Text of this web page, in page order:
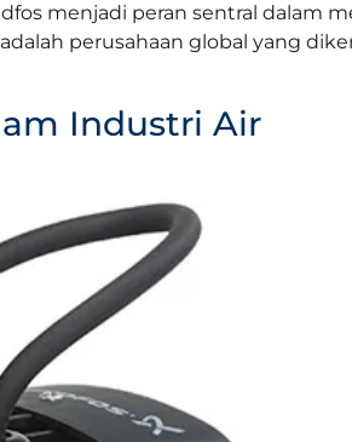
menjadi peran sentral dalam
perusahaan global yang
Industri Air